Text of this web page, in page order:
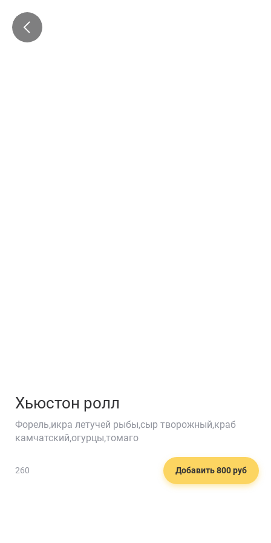
Хьюстон ролл
Форель,икра летучей рыбы,сыр творожный,краб
камчатский,огурцы,томаго
260 Добавить 800 руб